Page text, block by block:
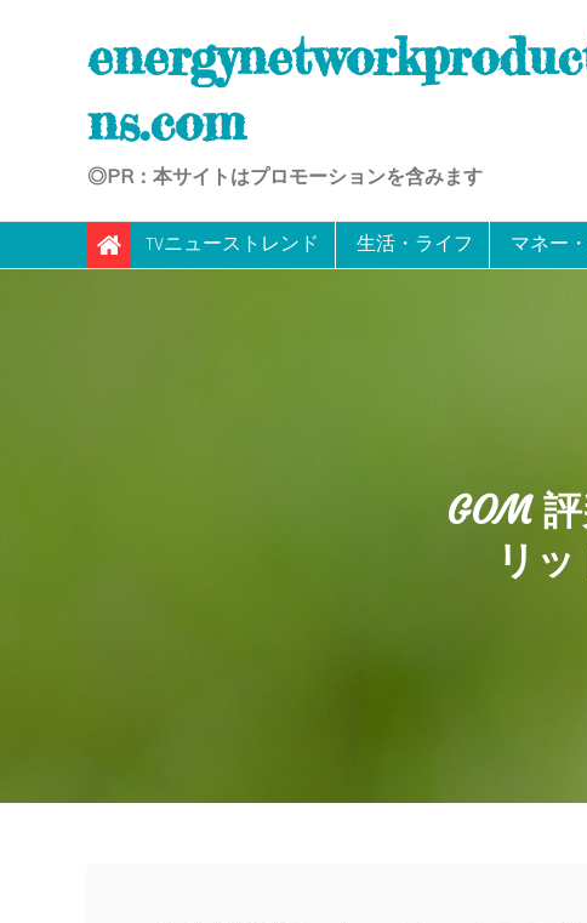
ns.com
◎PR：本サイトはプロモーションを含みます
TVニューストレンド 生活・ライフ マネー
GOM
リ